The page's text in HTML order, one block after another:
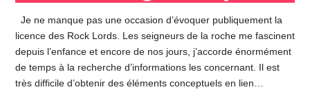
Je ne manque pas une occasion d’évoquer publiquement la
licence des Rock Lords. Les seigneurs de la roche me fascinent
depuis l’enfance et encore de nos jours, j’accorde énormément
de temps à la recherche d’informations les concernant. Il est
très difficile d’obtenir des éléments conceptuels en lien…